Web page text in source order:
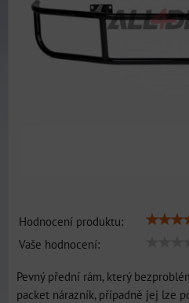
Hodnocení produktu:
Vaše hodnocení:
Pevný přední rám, který
packet nárazník, případně jej lze